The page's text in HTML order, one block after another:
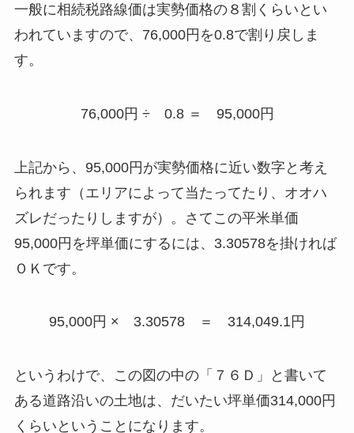
一般に相続税路線価は実勢価格の８割くらいとい
われていますので、76,000円を0.8で割り戻しま
す。
76,000円 ÷ 0.8 ＝ 95,000円
上記から、95,000円が実勢価格に近い数字と考え
られます（エリアによって当たってたり、オオハ
ズレだったりしますが）。さてこの平米単価
95,000円を坪単価にするには、3.30578を掛ければ
ＯＫです。
95,000円 × 3.30578 ＝ 314,049.1円
というわけで、この図の中の「７６Ｄ」と書いて
ある道路沿いの土地は、だいたい坪単価314,000円
くらいということになります。